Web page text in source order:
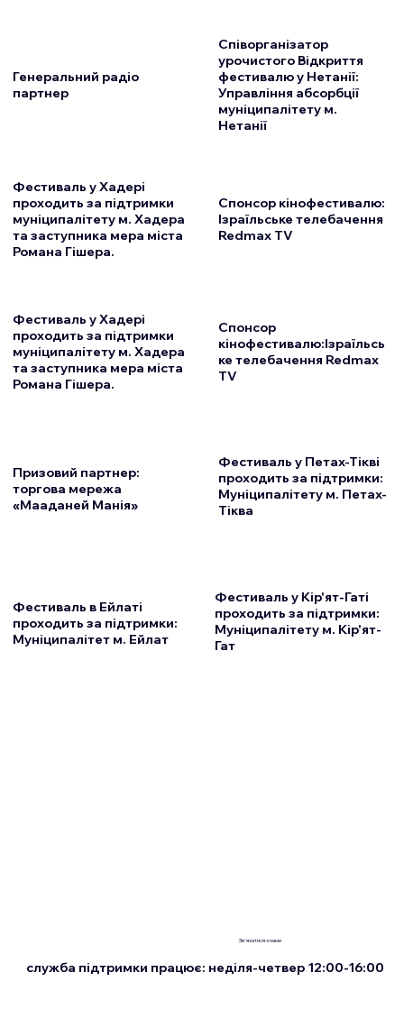
Генеральний радіо
партнер
Співорганізатор
урочистого Відкриття
фестивалю у Нетанії:
Управління абсорбції
муніципалітету м.
Нетанії
Фестиваль у Хадері
проходить за підтримки
муніципалітету м. Хадера
та заступника мера міста
Романа Гішера.
Спонсор кінофестивалю:
Ізраїльське телебачення
Redmax TV
Фестиваль у Хадері
проходить за підтримки
муніципалітету м. Хадера
та заступника мера міста
Романа Гішера.
Спонсор
кінофестивалю:Ізраїльсь
ке телебачення Redmax
TV
Призовий партнер:
торгова мережа
«Мааданей Манія»
Фестиваль у Петах-Тікві
проходить за підтримки:
Муніципалітету м. Петах-
Тіква
Фестиваль в Ейлаті
проходить за підтримки:
Муніципалітет м. Ейлат
Фестиваль у Кір'ят-Гаті
проходить за підтримки:
Муніципалітету м. Кір'ят-
Гат
Зв'язатися з нами
служба підтримки працює: неділя-четвер 12:00-16:00